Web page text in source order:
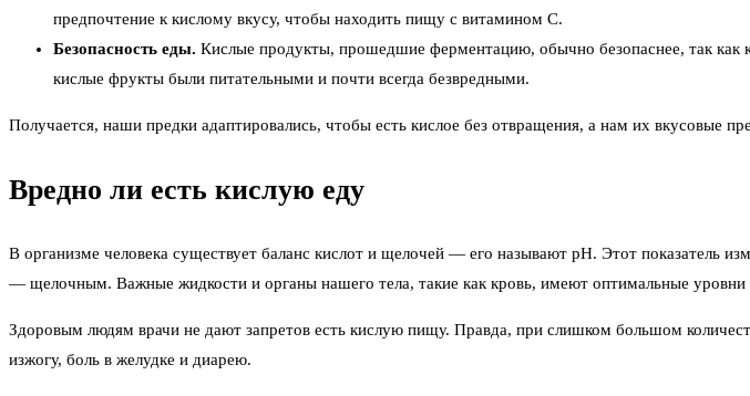
предпочтение к кислому вкусу, чтобы находить пищу с витамином С.
Безопасность еды. Кислые продукты, прошедшие ферментацию, обычно безопаснее, так как
кислые фрукты были питательными и почти всегда безвредными.
Получается, наши предки адаптировались, чтобы есть кислое без отвращения, а нам их вкусовые
Вредно ли есть кислую еду
В организме человека существует баланс кислот и щелочей — его называют pH. Этот показатель
— щелочным. Важные жидкости и органы нашего тела, такие как кровь, имеют оптимальные уровни
Здоровым людям врачи не дают запретов есть кислую пищу. Правда, при слишком большом
изжогу, боль в желудке и диарею.